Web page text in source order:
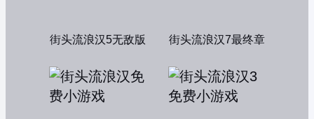
街头流浪汉5无敌版 街头流浪汉7最终章